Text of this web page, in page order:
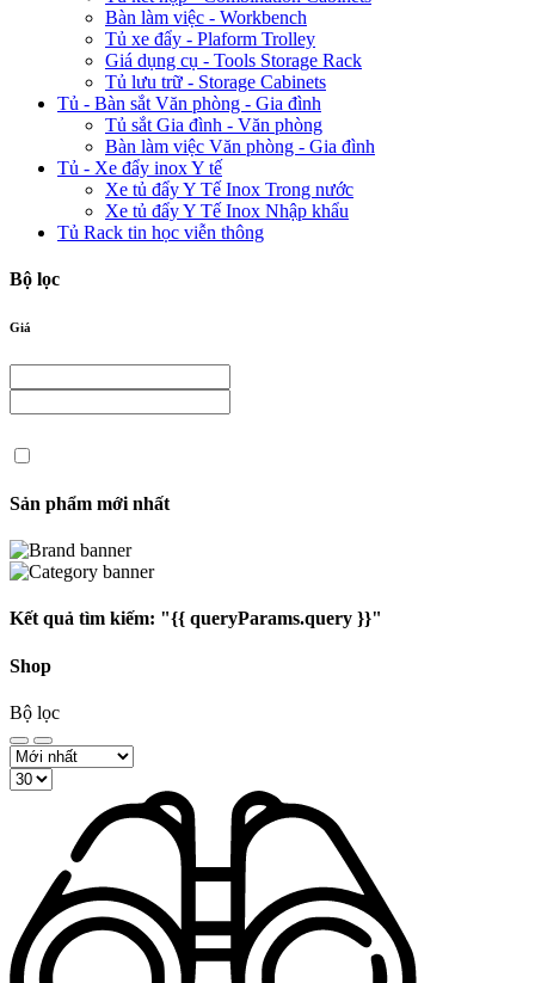
Bàn làm việc - Workbench
Tủ xe đẩy - Plaform Trolley
Giá dụng cụ - Tools Storage Rack
Tủ lưu trữ - Storage Cabinets
Tủ - Bàn sắt Văn phòng - Gia đình
Tủ sắt Gia đình - Văn phòng
Bàn làm việc Văn phòng - Gia đình
Tủ - Xe đẩy inox Y tế
Xe tủ đẩy Y Tế Inox Trong nước
Xe tủ đẩy Y Tế Inox Nhập khẩu
Tủ Rack tin học viễn thông
Bộ lọc
Giá
Sản phẩm mới nhất
Kết quả tìm kiếm: "{{ queryParams.query }}"
Shop
Bộ lọc